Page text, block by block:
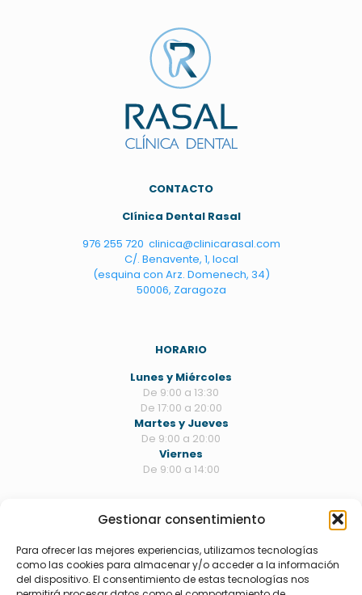
Gestionar consentimiento
Para ofrecer las mejores experiencias, utilizamos tecnologías
como las cookies para almacenar y/o acceder a la información
del dispositivo. El consentimiento de estas tecnologías nos
CONTACTO
Clínica Dental Rasal
976 255 720 clinica@clinicarasal.com
C/. Benavente, 1, local
(esquina con Arz. Domenech, 34)
50006, Zaragoza
HORARIO
Lunes y Miércoles
De 9:00 a 13:30
De 17:00 a 20:00
Martes y Jueves
De 9:00 a 20:00
Viernes
De 9:00 a 14:00
TRATAMIENTOS
Estética dental
Odontología
Periodoncia
Endodoncia